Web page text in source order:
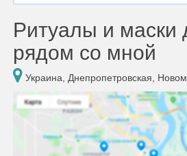
Ритуалы и маски
рядом со мной
Украина, Днепропетровская,